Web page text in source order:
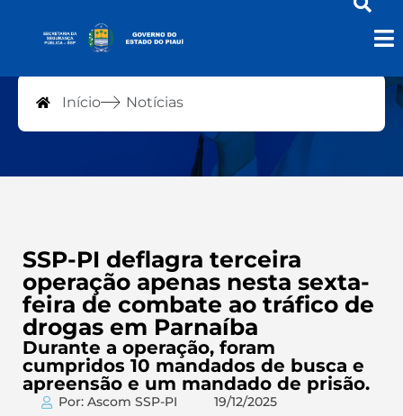
Notícias
Início Notícias
SSP-PI deflagra terceira
operação apenas nesta sexta-
feira de combate ao tráfico de
drogas em Parnaíba
Durante a operação, foram
cumpridos 10 mandados de busca e
apreensão e um mandado de prisão.
Por: Ascom SSP-PI 19/12/2025